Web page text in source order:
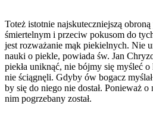
Toteż istotnie najskuteczniejszą
śmiertelnym i przeciw pokusom do
jest rozważanie mąk piekielnych. Nie
nauki o piekle, powiada św. Jan
piekła uniknąć, nie bójmy się myśleć
nie ściągnęli. Gdyby ów bogacz
by się do niego nie dostał. Ponieważ
nim pogrzebany został.